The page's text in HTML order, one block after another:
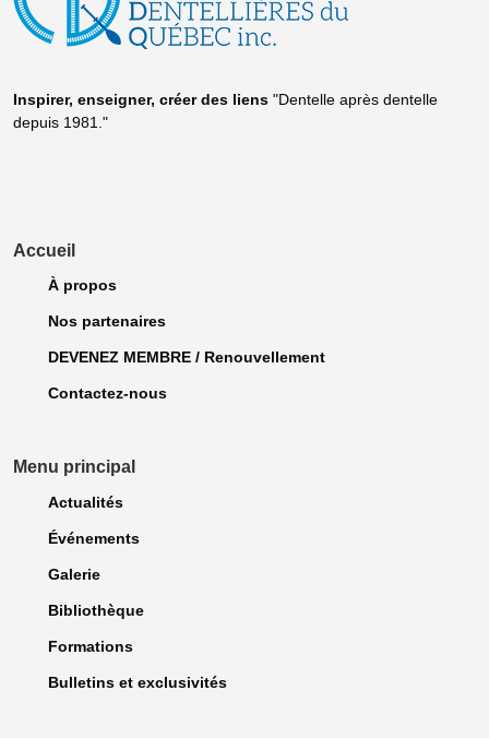
Inspirer, enseigner, créer des liens "Dentelle après dentelle
depuis 1981."
Accueil
À propos
Nos partenaires
DEVENEZ MEMBRE / Renouvellement
Contactez-nous
Menu principal
Actualités
Événements
Galerie
Bibliothèque
Formations
Bulletins et exclusivités